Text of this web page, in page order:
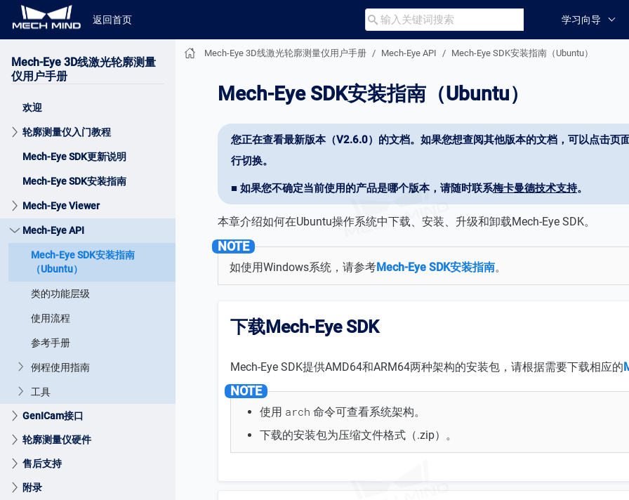
返回首页  学习向导
Mech-Eye 3D线激光轮廓测量
仪用户手册
欢迎
轮廓测量仪入门教程
Mech-Eye SDK更新说明
Mech-Eye SDK安装指南
Mech-Eye Viewer
Mech-Eye API
Mech-Eye SDK安装指南
（Ubuntu）
类的功能层级
使用流程
参考手册
例程使用指南
工具
GenICam接口
轮廓测量仪硬件
售后支持
附录
Mech-Eye 3D线激光轮廓测量仪用户手册 Mech-Eye API Mech-Eye SDK安装指南（Ubuntu）
Mech-Eye SDK安装指南（Ubuntu）
您正在查看最新版本（V2.6.0）的文档。如果您想查阅其他版本的文档，可以点击页
行切换。
■ 如果您不确定当前使用的产品是哪个版本，请随时联系梅卡曼德技术支持。
本章介绍如何在Ubuntu操作系统中下载、安装、升级和卸载Mech-Eye SDK。
如使用Windows系统，请参考Mech-Eye SDK安装指南。
下载Mech-Eye SDK
Mech-Eye SDK提供AMD64和ARM64两种架构的安装包，请根据需要下载相应的
使用 arch 命令可查看系统架构。
下载的安装包为压缩文件格式（.zip）。